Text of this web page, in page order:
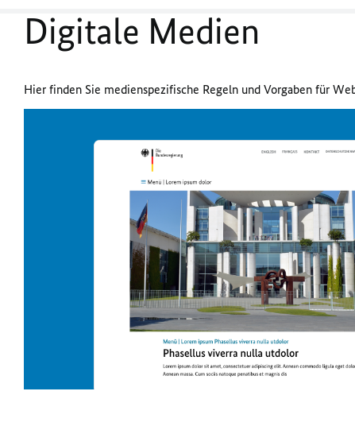
Digitale Medien
Hier finden Sie medienspezifische Regeln und Vorgaben für